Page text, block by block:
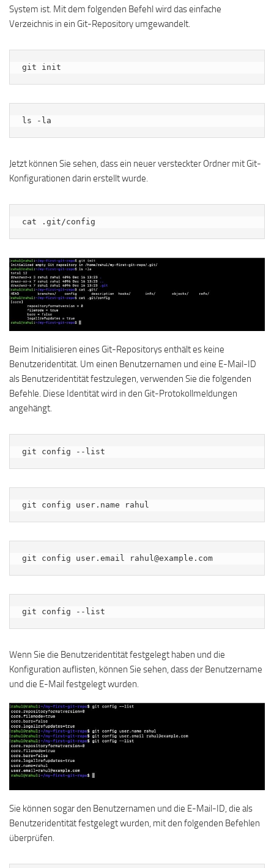
System ist. Mit dem folgenden Befehl wird das einfache
Verzeichnis in ein Git-Repository umgewandelt.
git init
ls -la
Jetzt können Sie sehen, dass ein neuer versteckter Ordner mit Git-
Konfigurationen darin erstellt wurde.
cat .git/config
Beim Initialisieren eines Git-Repositorys enthält es keine
Benutzeridentität. Um einen Benutzernamen und eine E-Mail-ID
als Benutzeridentität festzulegen, verwenden Sie die folgenden
Befehle. Diese Identität wird in den Git-Protokollmeldungen
angehängt.
git config --list
git config user.name rahul
git config user.email rahul@example.com
git config --list
Wenn Sie die Benutzeridentität festgelegt haben und die
Konfiguration auflisten, können Sie sehen, dass der Benutzername
und die E-Mail festgelegt wurden.
Sie können sogar den Benutzernamen und die E-Mail-ID, die als
Benutzeridentität festgelegt wurden, mit den folgenden Befehlen
überprüfen.